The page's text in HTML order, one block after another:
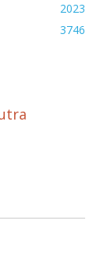
2023
3746